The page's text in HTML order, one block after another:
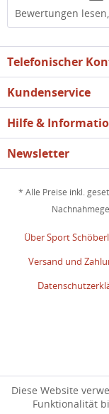
Bewertungen
Telefonischer
Kundenservice
Hilfe &
Newsletter
* Alle Preise inkl.
Über Sport Schöberl
Versand und
Diese Website
Funktionalität